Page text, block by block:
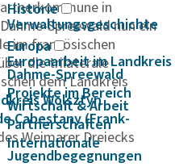
Historie
Verwaltungsgeschichte
Europa
Europaarbeit im Landkreis
Dahme-Spreewald
Projekte im Bereich
Wirtschaft & Arbeit
Partnerschaften
Internationale
Jugendbegegnungen
in
Spreewald nun ein
im französischen
die trilaterale
dem Landkreis
Wolsztyn
Cabe­stany (Frank­
Weimarer Dreiecks